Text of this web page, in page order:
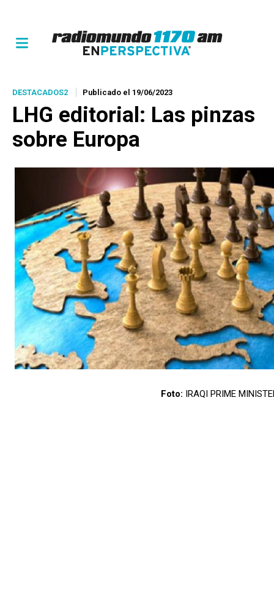
DESTACADOS2 Publicado el 19/06/2023
LHG editorial : Las pinzas
sobre Europa
Foto: IRAQI PRIME